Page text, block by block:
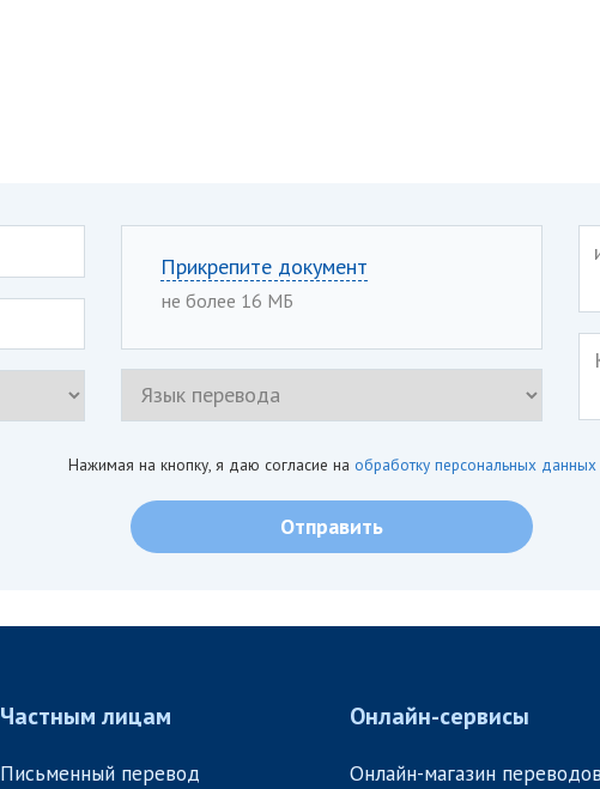
Прикрепите документ
не более 16 МБ
Нажимая на кнопку, я даю согласие на обработку персональных данных
Частным лицам
Письменный перевод
Онлайн-сервисы
Онлайн-магазин переводов